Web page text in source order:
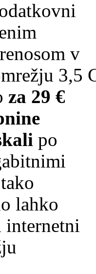
v
3,5
za 29 €
po
lahko